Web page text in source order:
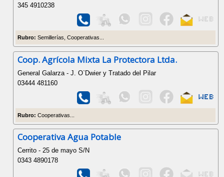
345 4910238
Rubro: Semillerías, Cooperativas...
Coop. Agrícola Mixta La Protectora Ltda.
General Galarza - J. O`Dwier y Tratado del Pilar
03444 481160
Rubro: Cooperativas...
Cooperativa Agua Potable
Cerrito - 25 de mayo S/N
0343 4890178